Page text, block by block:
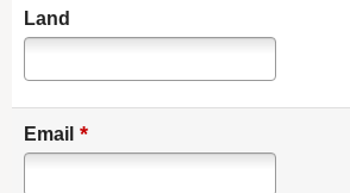
Land
Email *